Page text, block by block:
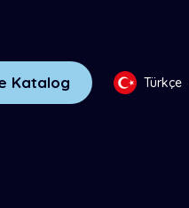
Katalog Türkçe